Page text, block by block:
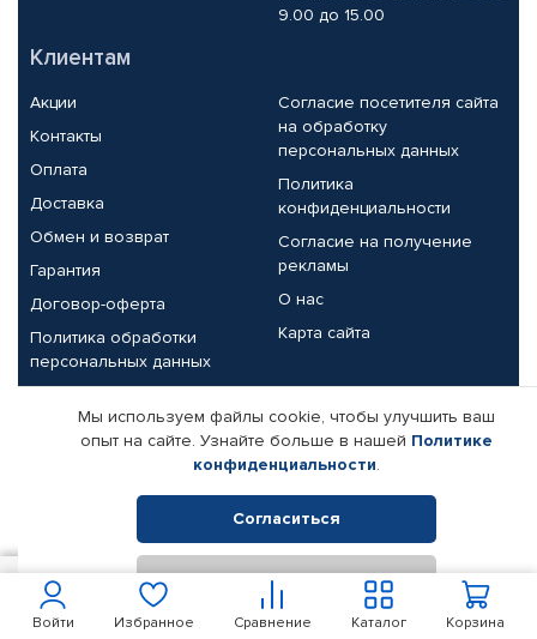
Войти Избранное Сравнение Корзина
Каталог
9.00 до 15.00
Клиентам
Акции
Контакты
Оплата
Доставка
Обмен и возврат
Гарантия
Договор-оферта
Политика обработки
персональных данных
Согласие посетителя сайта
на обработку
персональных данных
Политика
конфиденциальности
Согласие на получение
рекламы
О нас
Карта сайта
Партнерам
Корпоративным клиентам
Поставщикам
Реквизиты компании
© КАМАЗ ЦЕНТР ДОНЕЦК, 2015-2026. Все права защищены.
Интернет-магазин автомобильных товаров Автопрофи.
Мы используем файлы cookie, чтобы улучшить ваш
опыт на сайте. Узнайте больше в нашей Политике
конфиденциальности.
Согласиться
Отклонить
900 В корзину